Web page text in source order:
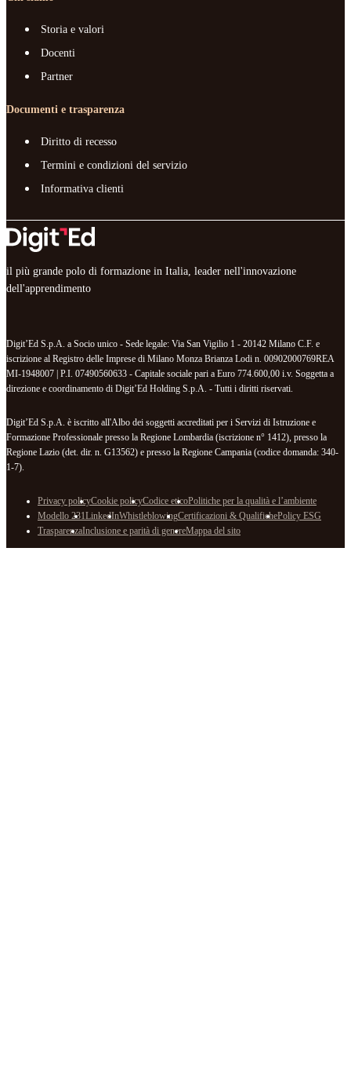
Storia e valori
Docenti
Partner
Documenti e trasparenza
Diritto di recesso
Termini e condizioni del servizio
Informativa clienti
il più grande polo di formazione in Italia, leader nell'innovazione
dell'apprendimento
Digit’Ed S.p.A. a Socio unico - Sede legale: Via San Vigilio 1 - 20142 Milano C.F. e
iscrizione al Registro delle Imprese di Milano Monza Brianza Lodi n. 00902000769REA
MI-1948007 | P.I. 07490560633 - Capitale sociale pari a Euro 774.600,00 i.v. Soggetta a
direzione e coordinamento di Digit’Ed Holding S.p.A. - Tutti i diritti riservati.
Digit’Ed S.p.A. è iscritto all'Albo dei soggetti accreditati per i Servizi di Istruzione e
Formazione Professionale presso la Regione Lombardia (iscrizione n° 1412), presso la
Regione Lazio (det. dir. n. G13562) e presso la Regione Campania (codice domanda: 340-
1-7).
Privacy policyCookie policyCodice eticoPolitiche per la qualità e l’ambiente
Modello 231LinkedInWhistleblowingCertificazioni & QualifichePolicy ESG
TrasparenzaInclusione e parità di genereMappa del sito